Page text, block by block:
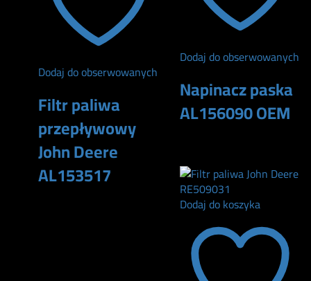
Dodaj do obserwowanych
Filtr paliwa
przepływowy
John Deere
AL153517
Dodaj do obserwowanych
Napinacz paska
AL156090 OEM
Dodaj do koszyka